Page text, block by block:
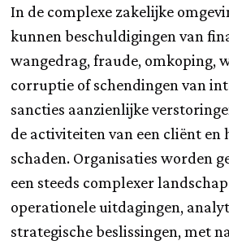
In de complexe zakelijke
kunnen beschuldigingen van
wangedrag, fraude, omkoping,
corruptie of schendingen van
sancties aanzienlijke
de activiteiten van een cliënt en
schaden. Organisaties worden
een steeds complexer
operationele uitdagingen,
strategische beslissingen, met